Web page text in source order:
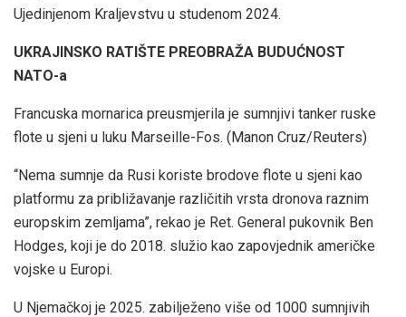
Ujedinjenom Kraljevstvu u studenom 2024.
UKRAJINSKO RATIŠTE PREOBRAŽA BUDUĆNOST
NATO-a
Francuska mornarica preusmjerila je sumnjivi tanker ruske
flote u sjeni u luku Marseille-Fos. (Manon Cruz/Reuters)
“Nema sumnje da Rusi koriste brodove flote u sjeni kao
platformu za približavanje različitih vrsta dronova raznim
europskim zemljama”, rekao je Ret. General pukovnik Ben
Hodges, koji je do 2018. služio kao zapovjednik američke
vojske u Europi.
U Njemačkoj je 2025. zabilježeno više od 1000 sumnjivih